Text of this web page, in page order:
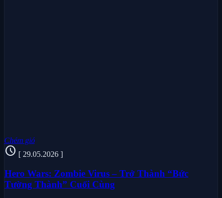
Chém gió
schedule [ 29.05.2026 ]
Hero Wars: Zombie Virus – Trở Thành “Bức
Tường Thành” Cuối Cùng